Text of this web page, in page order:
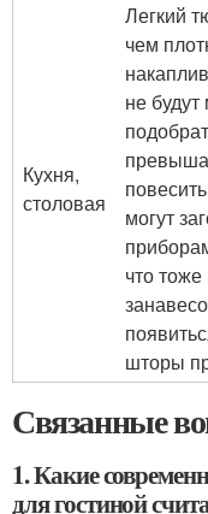
Кухня,
столовая
Легкий
чем
не
могут
что
шторы
Связанные
1. Какие
для гостиной